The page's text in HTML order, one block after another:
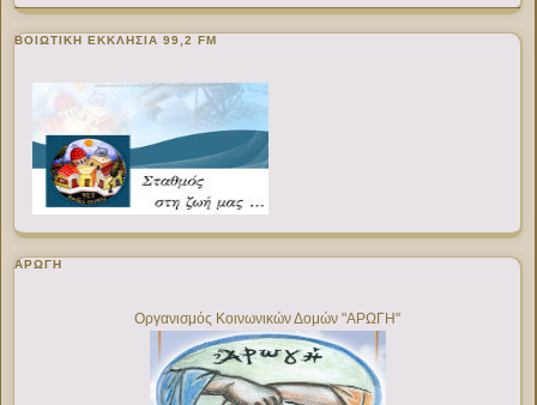
ΒΟΙΩΤΙΚΉ ΕΚΚΛΗΣΊΑ 99,2 FM
ΑΡΩΓΗ
Οργανισμός Κοινωνικών Δομών "ΑΡΩΓΗ"